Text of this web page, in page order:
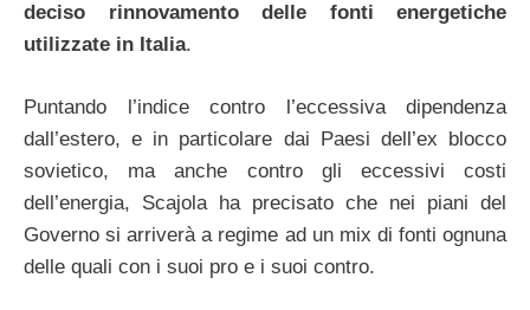
deciso rinnovamento delle fonti energetiche
utilizzate in Italia.
Puntando l’indice contro l’eccessiva dipendenza
dall’estero, e in particolare dai Paesi dell’ex blocco
sovietico, ma anche contro gli eccessivi costi
dell’energia, Scajola ha precisato che nei piani del
Governo si arriverà a regime ad un mix di fonti ognuna
delle quali con i suoi pro e i suoi contro.